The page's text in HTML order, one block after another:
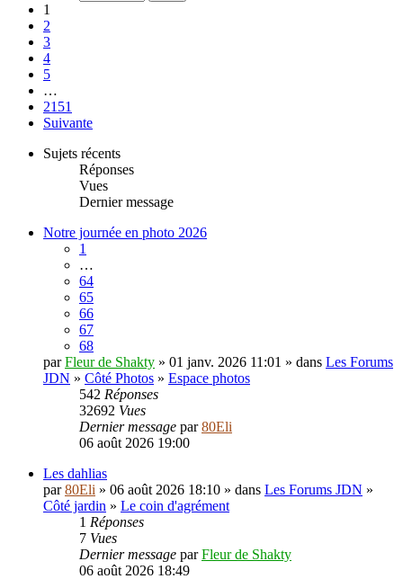
1
2
3
4
5
…
2151
Suivante
Sujets récents
Réponses
Vues
Dernier message
Notre journée en photo 2026
1
…
64
65
66
67
68
parFleur de Shakty » 01 janv. 2026 11:01 » dans Les Forums
JDN » Côté Photos » Espace photos
542 Réponses
32692 Vues
Dernier message par80Eli
06 août 2026 19:00
Les dahlias
par80Eli » 06 août 2026 18:10 » dans Les Forums JDN »
Côté jardin » Le coin d'agrément
1 Réponses
7 Vues
Dernier message parFleur de Shakty
06 août 2026 18:49